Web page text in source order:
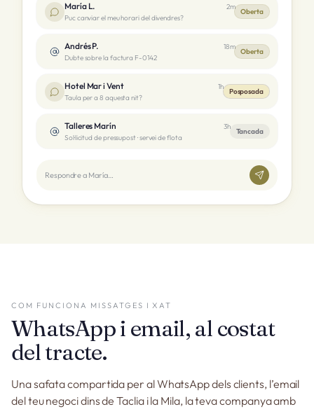
María L.
2m
Puc canviar el meu horari del divendres?
Oberta
Andrés P.
18m
Dubte sobre la factura F-0142
Oberta
Hotel Mar i Vent
1h
Taula per a 8 aquesta nit?
Posposada
Talleres Marín
3h
Sol·licitud de pressupost · servei de flota
Tancada
Respondre a María…
COM FUNCIONA MISSATGES I XAT
WhatsApp i email, al costat
del tracte.
Una safata compartida per al WhatsApp dels clients, l’email
del teu negoci dins de Taclia i la Mila, la teva companya amb